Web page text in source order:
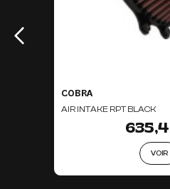
COBRA
AIR INTAKE RPT BLACK
VOIR